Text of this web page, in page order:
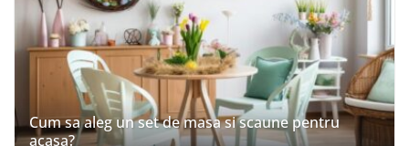
Cum sa aleg un set de masa si scaune pentru
acasa?